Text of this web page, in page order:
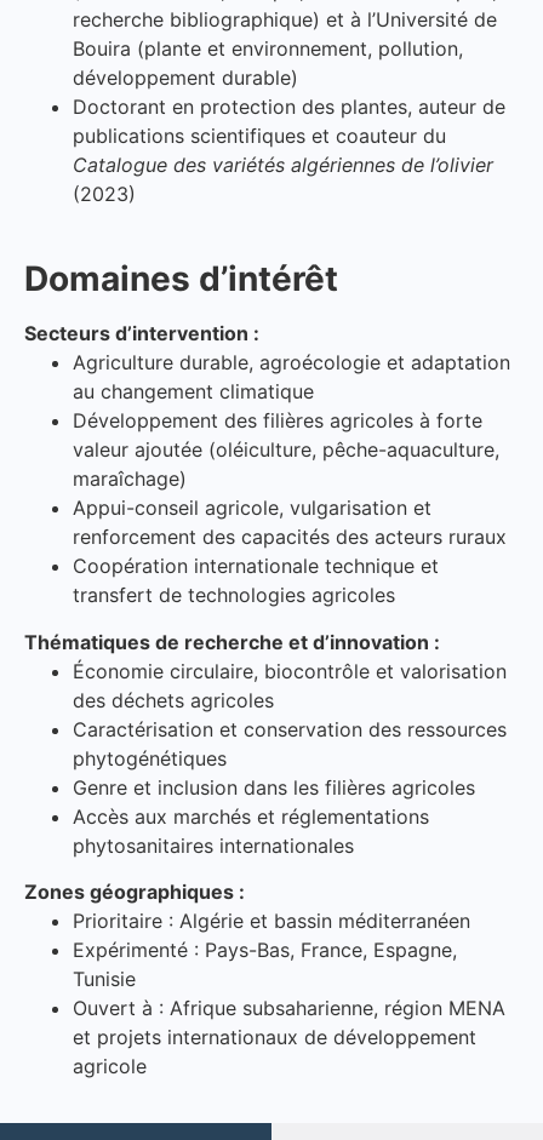
recherche bibliographique) et à l’Université de
Bouira (plante et environnement, pollution,
développement durable)
Doctorant en protection des plantes, auteur de
publications scientifiques et coauteur du
Catalogue des variétés algériennes de l’olivier
(2023)
Domaines d’intérêt
Secteurs d’intervention :
Agriculture durable, agroécologie et adaptation
au changement climatique
Développement des filières agricoles à forte
valeur ajoutée (oléiculture, pêche-aquaculture,
maraîchage)
Appui-conseil agricole, vulgarisation et
renforcement des capacités des acteurs ruraux
Coopération internationale technique et
transfert de technologies agricoles
Thématiques de recherche et d’innovation :
Économie circulaire, biocontrôle et valorisation
des déchets agricoles
Caractérisation et conservation des ressources
phytogénétiques
Genre et inclusion dans les filières agricoles
Accès aux marchés et réglementations
phytosanitaires internationales
Zones géographiques :
Prioritaire : Algérie et bassin méditerranéen
Expérimenté : Pays-Bas, France, Espagne,
Tunisie
Ouvert à : Afrique subsaharienne, région MENA
et projets internationaux de développement
agricole